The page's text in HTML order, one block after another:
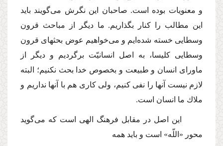
و معنویات بوده است. صاحبان این نگرش مى‌گویند باید
این مطالب را كنار بگذاریم. ما دیگر از مباحث قرون
وسطایى خسته شده‌ایم و مى‌خواهیم عوض بحثهاى قرون
وسطایى كلیسا، به اصل انسانیّت برگردیم و دیگر از
ماوراى انسان و طبیعت و بخصوص خدا بحث نكنیم؛ البته
لازم نیست آنها را نفى كنیم، ولى كارى هم با آنها نداریم و
ملاك ما انسان است.
این اصل در مقابل فرهنگ الهى است كه مى‌گوید
محور «اللّه» است و باید همه